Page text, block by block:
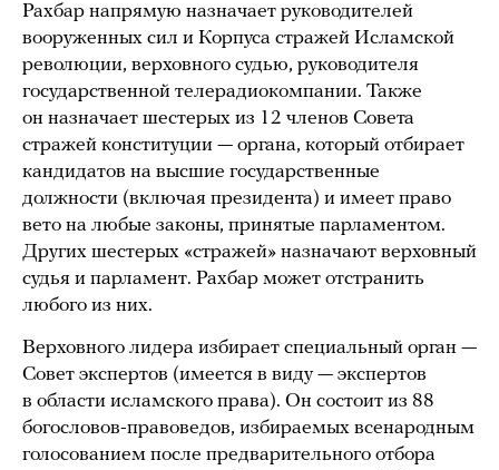
Рахбар напрямую назначает руководителей
вооруженных сил и Корпуса стражей Исламской
революции, верховного судью, руководителя
государственной телерадиокомпании. Также
он назначает шестерых из 12 членов Совета
стражей конституции — органа, который отбирает
кандидатов на высшие государственные
должности (включая президента) и имеет право
вето на любые законы, принятые парламентом.
Других шестерых «стражей» назначают верховный
судья и парламент. Рахбар может отстранить
любого из них.
Верховного лидера избирает специальный орган —
Совет экспертов (имеется в виду — экспертов
в области исламского права). Он состоит из 88
богословов-правоведов, избираемых всенародным
голосованием после предварительного отбора